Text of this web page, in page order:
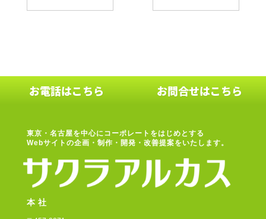
お電話はこちら お問合せはこちら
東京・名古屋を中心にコーポレートをはじめとする
Webサイトの企画・制作・開発・改善提案をいたします。
本社